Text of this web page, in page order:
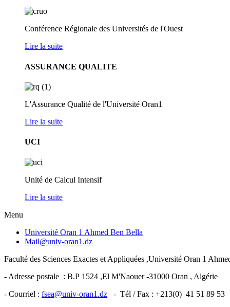
Conférence Régionale des Universités de l'Ouest
Lire la suite
ASSURANCE QUALITE
L'Assurance Qualité de l'Université Oran1
Lire la suite
UCI
Unité de Calcul Intensif
Lire la suite
Menu
Université Oran 1 Ahmed Ben Bella
Mail@univ-oran1.dz
Faculté des Sciences Exactes et Appliquées ,Université Oran 1
- Adresse postale : B.P 1524 ,El M'Naouer -31000 Oran , Algérie
- Courriel : fsea@univ-oran1.dz - Tél / Fax : +213(0) 41 51 89 53